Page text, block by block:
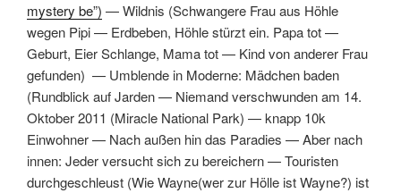
mystery be”) —Wildnis (Schwangere Frau aus Höhle
wegen Pipi— Erdbeben, Höhle stürzt ein. Papa tot—
Geburt, Eier Schlange, Mama tot— Kind von anderer Frau
gefunden) — Umblende in Moderne: Mädchen baden
(Rundblick auf Jarden— Niemand verschwunden am 14.
Oktober 2011 (Miracle National Park) —knapp 10k
Einwohner— Nach außen hin das Paradies —Aber nach
innen: Jeder versucht sich zu bereichern—Touristen
durchgeschleust (Wie Wayne(wer zur Hölle ist Wayne?) ist